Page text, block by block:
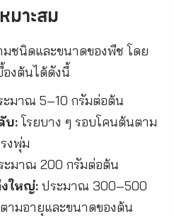
มาะสม
ชนิดและขนาดของพืช โดย
องต้นได้ดังนี้
ะมาณ 5–10 กรัมต่อต้น
บ:โรยบาง ๆ รอบโคนต้นตาม
งพุ่ม
ะมาณ 200 กรัมต่อต้น
ใหญ่: ประมาณ 300–500
ามอายุและขนาดของต้น